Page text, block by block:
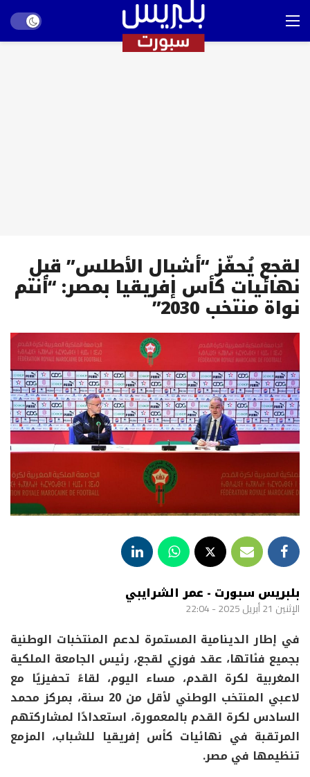
mode
لقجع يُحفّز “أشبال الأطلس” قبل
نهائيات كأس إفريقيا بمصر: “أنتم
نواة منتخب 2030”
بلبريس سبورت - عمر الشرايبي
الإثنين 21 أبريل 2025 - 22:04
في إطار الدينامية المستمرة لدعم المنتخبات الوطنية
بجميع فئاتها، عقد فوزي لقجع، رئيس الجامعة الملكية
المغربية لكرة القدم، مساء اليوم، لقاءً تحفيزيًا مع
لاعبي المنتخب الوطني لأقل من 20 سنة، بمركز محمد
السادس لكرة القدم بالمعمورة، استعدادًا لمشاركتهم
المرتقبة في نهائيات كأس إفريقيا للشباب، المزمع
تنظيمها في مصر.